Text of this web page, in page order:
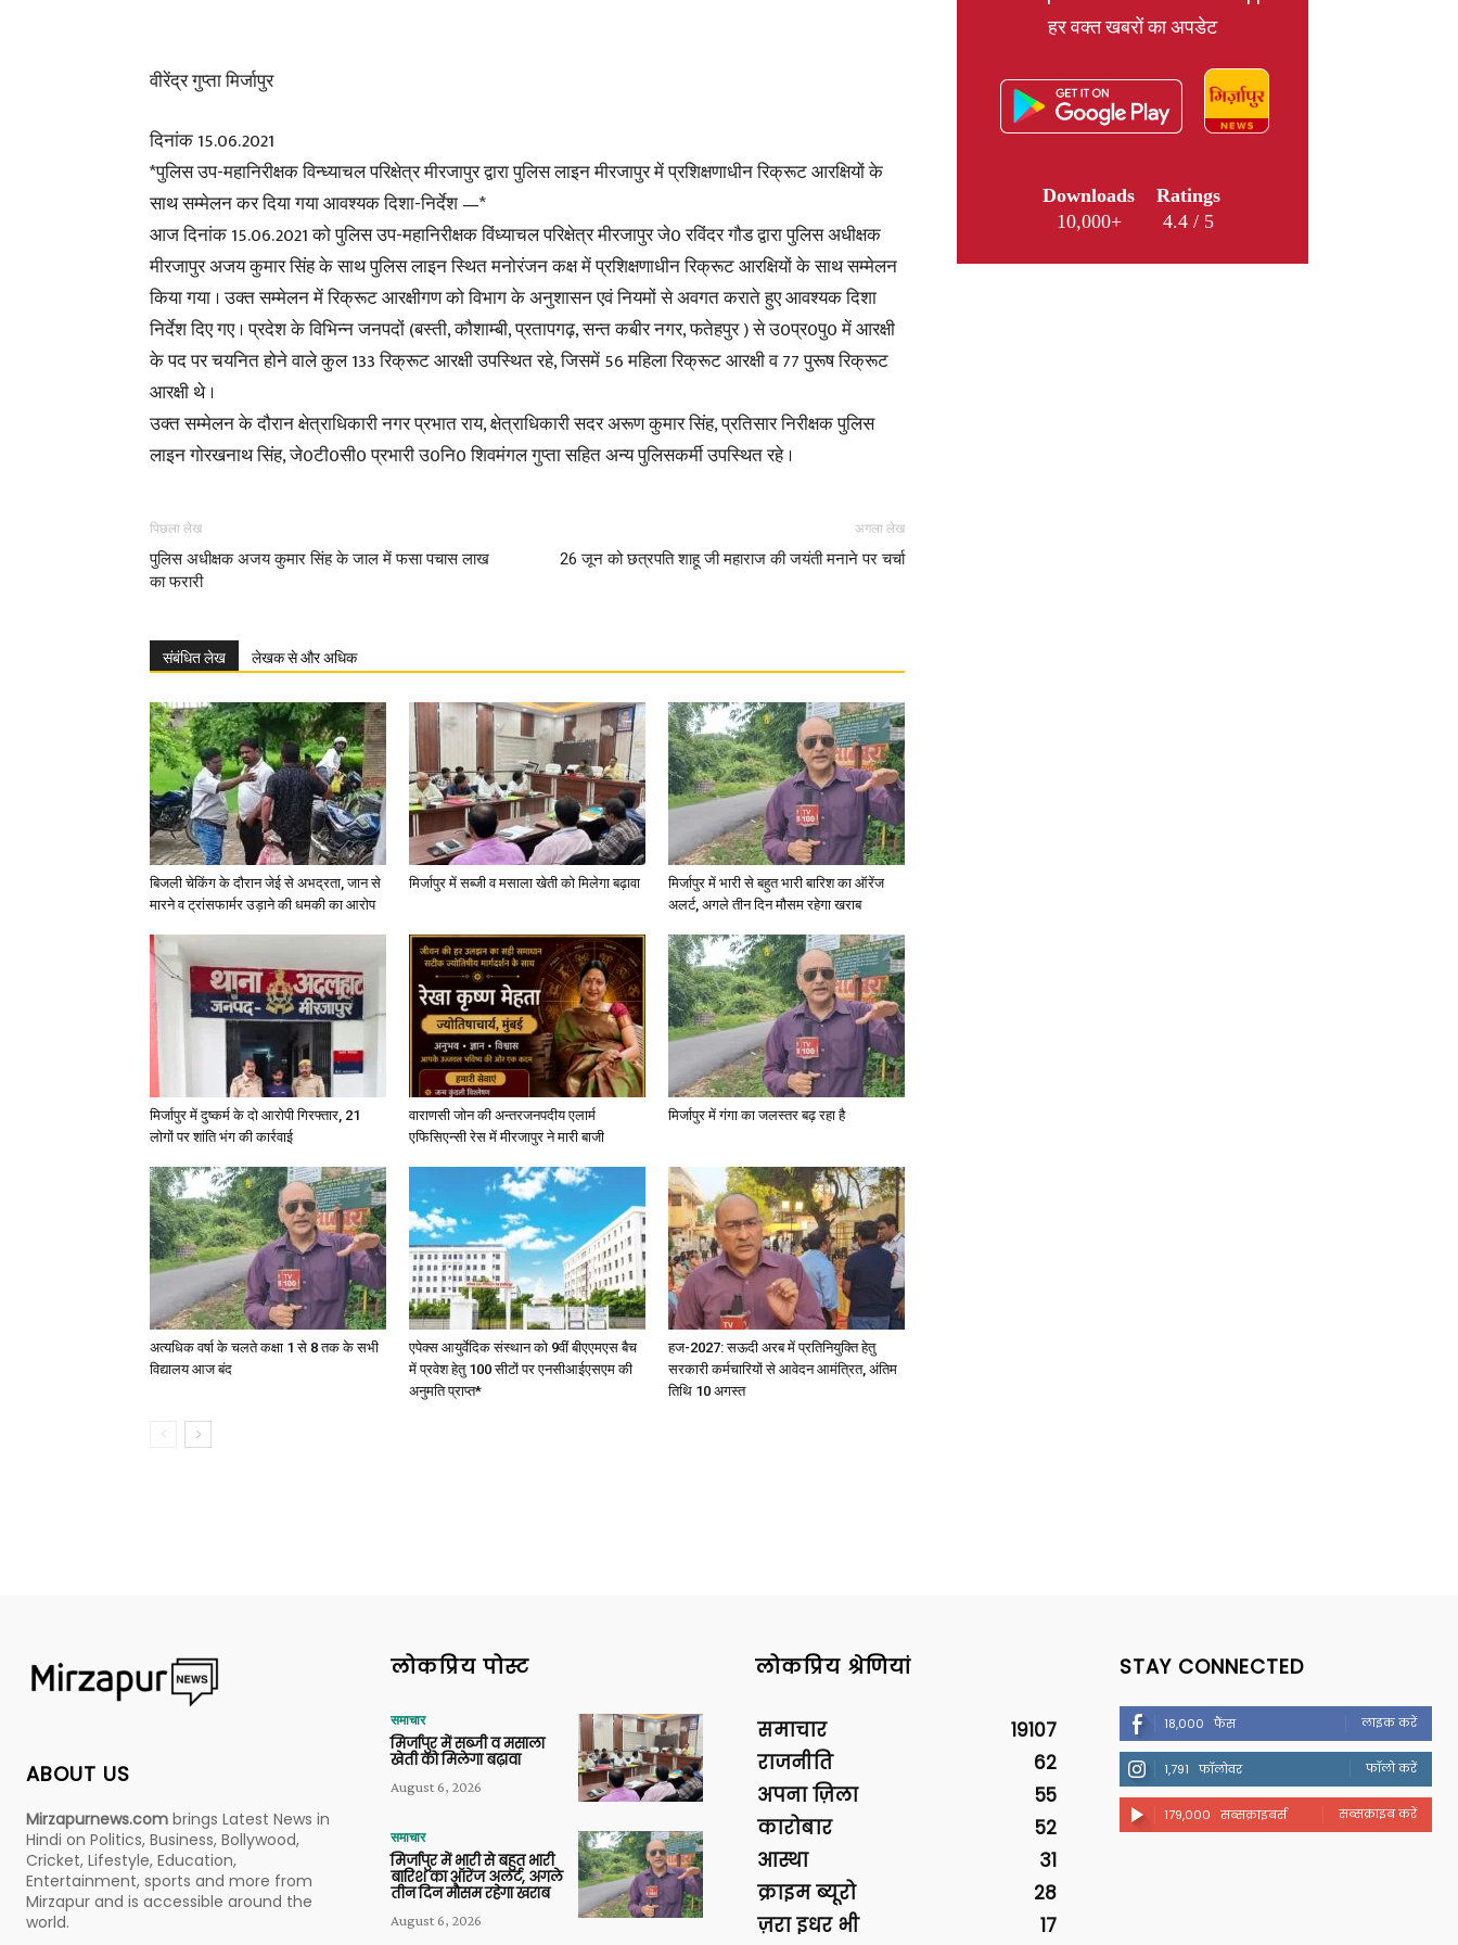
Latest
Today
Hindi
News
Paper
वीरेंद्र गुप्ता मिर्जापुर
दिनांक 15.06.2021
*पुलिस उप-महानिरीक्षक विन्ध्याचल परिक्षेत्र मीरजापुर द्वारा पुलिस लाइन मीरजापुर में प्रशिक्षणाधीन रिक्रूट आरक्षियों के
साथ सम्मेलन कर दिया गया आवश्यक दिशा-निर्देश —*
आज दिनांक 15.06.2021 को पुलिस उप-महानिरीक्षक विंध्याचल परिक्षेत्र मीरजापुर जे0 रविंदर गौड द्वारा पुलिस अधीक्षक
मीरजापुर अजय कुमार सिंह के साथ पुलिस लाइन स्थित मनोरंजन कक्ष में प्रशिक्षणाधीन रिक्रूट आरक्षियों के साथ सम्मेलन
किया गया । उक्त सम्मेलन में रिक्रूट आरक्षीगण को विभाग के अनुशासन एवं नियमों से अवगत कराते हुए आवश्यक दिशा
निर्देश दिए गए । प्रदेश के विभिन्न जनपदों (बस्ती, कौशाम्बी, प्रतापगढ़, सन्त कबीर नगर, फतेहपुर ) से उ0प्र0पु0 में आरक्षी
के पद पर चयनित होने वाले कुल 133 रिक्रूट आरक्षी उपस्थित रहे, जिसमें 56 महिला रिक्रूट आरक्षी व 77 पुरूष रिक्रूट
आरक्षी थे ।
उक्त सम्मेलन के दौरान क्षेत्राधिकारी नगर प्रभात राय, क्षेत्राधिकारी सदर अरूण कुमार सिंह, प्रतिसार निरीक्षक पुलिस
लाइन गोरखनाथ सिंह, जे0टी0सी0 प्रभारी उ0नि0 शिवमंगल गुप्ता सहित अन्य पुलिसकर्मी उपस्थित रहे ।
पिछला लेख
पुलिस अधीक्षक अजय कुमार सिंह के जाल में फसा पचास लाख
का फरारी
अगला लेख
26 जून को छत्रपति शाहू जी महाराज की जयंती मनाने पर चर्चा
संबंधित लेख लेखक से और अधिक
बिजली चेकिंग के दौरान जेई से अभद्रता, जान से
मारने व ट्रांसफार्मर उड़ाने की धमकी का आरोप
मिर्जापुर में सब्जी व मसाला खेती को मिलेगा बढ़ावा
मिर्जापुर में भारी से बहुत भारी बारिश का ऑरेंज
अलर्ट, अगले तीन दिन मौसम रहेगा खराब
मिर्जापुर में दुष्कर्म के दो आरोपी गिरफ्तार, 21
लोगों पर शांति भंग की कार्रवाई
वाराणसी जोन की अन्तरजनपदीय एलार्म
एफिसिएन्सी रेस में मीरजापुर ने मारी बाजी
मिर्जापुर में गंगा का जलस्तर बढ़ रहा है
अत्यधिक वर्षा के चलते कक्षा 1 से 8 तक के सभी
विद्यालय आज बंद
एपेक्स आयुर्वेदिक संस्थान को 9वीं बीएएमएस बैच
में प्रवेश हेतु 100 सीटों पर एनसीआईएसएम की
अनुमति प्राप्त*
हज-2027: सऊदी अरब में प्रतिनियुक्ति हेतु
सरकारी कर्मचारियों से आवेदन आमंत्रित, अंतिम
तिथि 10 अगस्त
हर वक्त खबरों का अपडेट
Downloads
10,000+
Ratings
4.4 / 5
ABOUT US
Mirzapurnews.com brings Latest News in
Hindi on Politics, Business, Bollywood,
Cricket, Lifestyle, Education,
Entertainment, sports and more from
Mirzapur and is accessible around the
world.
लोकप्रिय पोस्ट
समाचार
मिर्जापुर में सब्जी व मसाला
खेती को मिलेगा बढ़ावा
August 6, 2026
समाचार
मिर्जापुर में भारी से बहुत भारी
बारिश का ऑरेंज अलर्ट, अगले
तीन दिन मौसम रहेगा खराब
August 6, 2026
लोकप्रिय श्रेणियां
समाचार
19107
राजनीति
62
अपना ज़िला
55
कारोबार
52
आस्था
31
क्राइम ब्यूरो
28
ज़रा इधर भी
17
STAY CONNECTED
18,000 फैंस लाइक करें
1,791 फॉलोवर फॉलो करें
179,000 सब्सक्राइबर्स सब्सक्राइब करें